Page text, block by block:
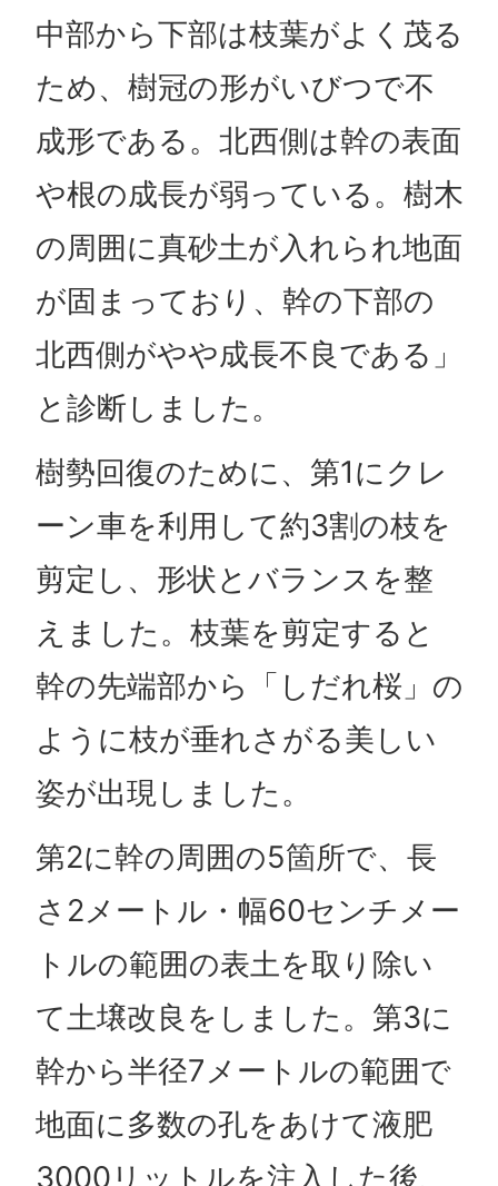
中部から下部は枝葉がよく茂る
ため、樹冠の形がいびつで不
成形である。北西側は幹の表面
や根の成長が弱っている。樹木
の周囲に真砂土が入れられ地面
が固まっており、幹の下部の
北西側がやや成長不良である」
と診断しました。
樹勢回復のために、第1にクレ
ーン車を利用して約3割の枝を
剪定し、形状とバランスを整
えました。枝葉を剪定すると
幹の先端部から「しだれ桜」の
ように枝が垂れさがる美しい
姿が出現しました。
第2に幹の周囲の5箇所で、長
さ2メートル・幅60センチメー
トルの範囲の表土を取り除い
て土壌改良をしました。第3に
幹から半径7メートルの範囲で
地面に多数の孔をあけて液肥
3000リットルを注入した後、